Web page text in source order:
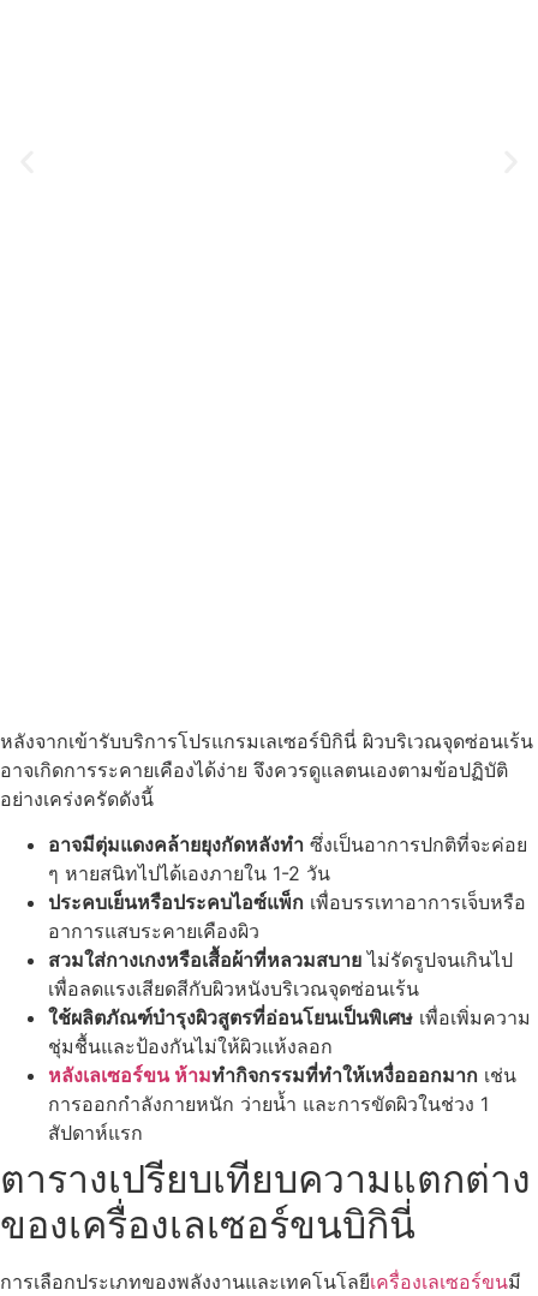
หลังจากเข้ารับบริการโปรแกรมเลเซอร์บิกินี่ ผิวบริเวณจุดซ่อนเร้น
อาจเกิดการระคายเคืองได้ง่าย จึงควรดูแลตนเองตามข้อปฏิบัติ
อย่างเคร่งครัดดังนี้
อาจมีตุ่มแดงคล้ายยุงกัดหลังทำ ซึ่งเป็นอาการปกติที่จะค่อย
ๆ หายสนิทไปได้เองภายใน 1-2 วัน
ประคบเย็นหรือประคบไอซ์แพ็ก เพื่อบรรเทาอาการเจ็บหรือ
อาการแสบระคายเคืองผิว
สวมใส่กางเกงหรือเสื้อผ้าที่หลวมสบาย ไม่รัดรูปจนเกินไป
เพื่อลดแรงเสียดสีกับผิวหนังบริเวณจุดซ่อนเร้น
ใช้ผลิตภัณฑ์บำรุงผิวสูตรที่อ่อนโยนเป็นพิเศษ เพื่อเพิ่มความ
ชุ่มชื้นและป้องกันไม่ให้ผิวแห้งลอก
หลังเลเซอร์ขน ห้ามทำกิจกรรมที่ทำให้เหงื่อออกมาก เช่น
การออกกำลังกายหนัก ว่ายน้ำ และการขัดผิวในช่วง 1
สัปดาห์แรก
ตารางเปรียบเทียบความแตกต่าง
ของเครื่องเลเซอร์ขนบิกินี่
การเลือกประเภทของพลังงานและเทคโนโลยีเครื่องเลเซอร์ขนมี